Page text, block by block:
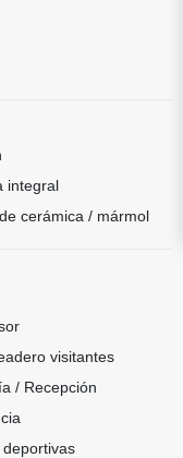
integral
cerámica / mármol
visitantes
/ Recepción